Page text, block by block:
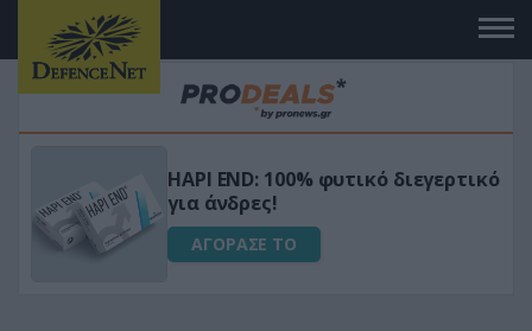
Μεταμόρφωσε τον κήπο σου με το
Ultra Box Μίνι Αλυσοπρίονο με
μπαταρία λιθίου
ΑΓΟΡΑΣΕ ΤΟ